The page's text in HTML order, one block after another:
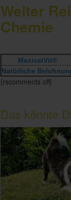
Weiter
Chemie
MaxicatVit®
Natürliche
{rscomments off}
Das könnte